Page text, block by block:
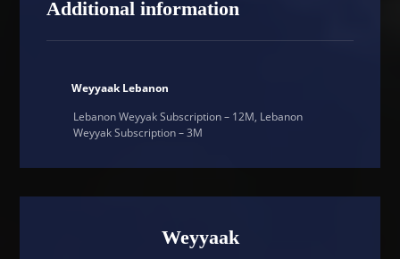
Additional information
Weyyaak Lebanon
Lebanon Weyyak Subscription – 12M, Lebanon
Weyyak Subscription – 3M
Weyyaak